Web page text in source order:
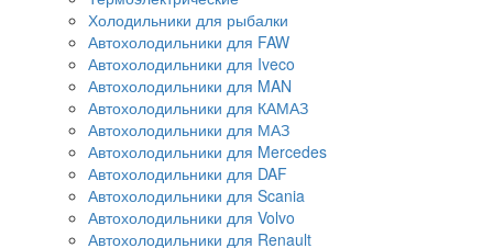
Холодильники для рыбалки
Автохолодильники для FAW
Автохолодильники для Iveco
Автохолодильники для MAN
Автохолодильники для КАМАЗ
Автохолодильники для МАЗ
Автохолодильники для Mercedes
Автохолодильники для DAF
Автохолодильники для Scania
Автохолодильники для Volvo
Автохолодильники для Renault